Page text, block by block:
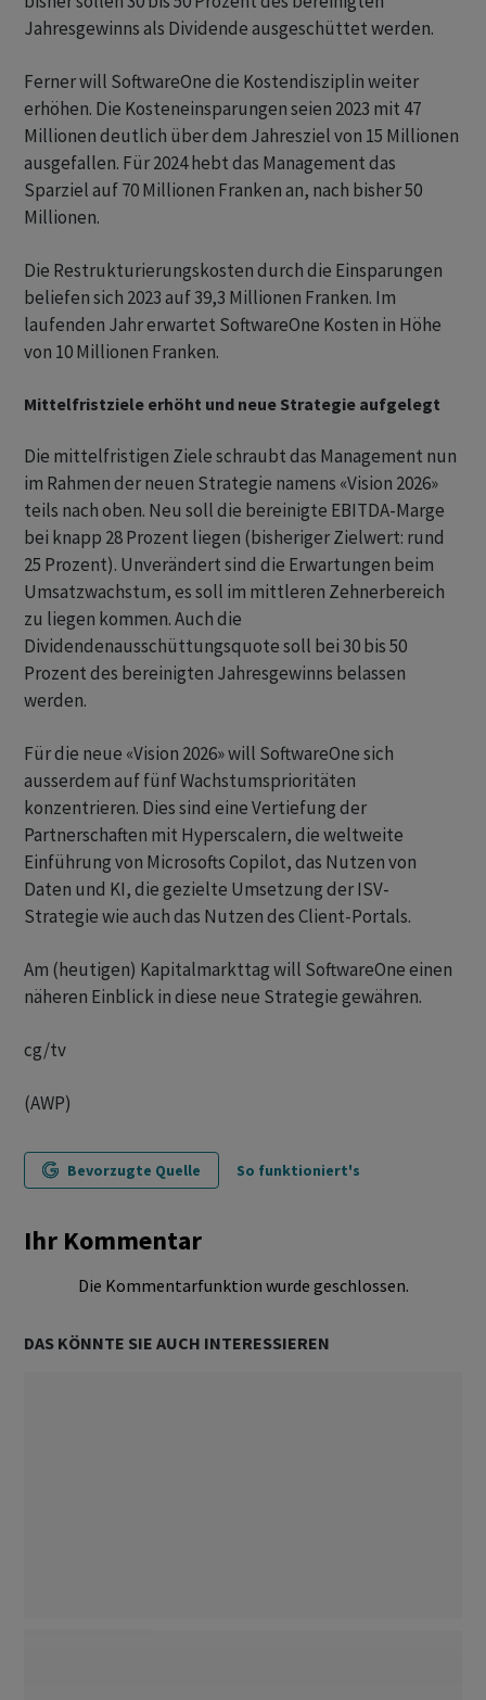
Jahresgewinns als Dividende ausgeschüttet werden.
Ferner will SoftwareOne die Kostendisziplin weiter
erhöhen. Die Kosteneinsparungen seien 2023 mit 47
Millionen deutlich über dem Jahresziel von 15 Millionen
ausgefallen. Für 2024 hebt das Management das
Sparziel auf 70 Millionen Franken an, nach bisher 50
Millionen.
Die Restrukturierungskosten durch die Einsparungen
beliefen sich 2023 auf 39,3 Millionen Franken. Im
laufenden Jahr erwartet SoftwareOne Kosten in Höhe
von 10 Millionen Franken.
Mittelfristziele erhöht und neue Strategie aufgelegt
Die mittelfristigen Ziele schraubt das Management nun
im Rahmen der neuen Strategie namens «Vision 2026»
teils nach oben. Neu soll die bereinigte EBITDA-Marge
bei knapp 28 Prozent liegen (bisheriger Zielwert: rund
25 Prozent). Unverändert sind die Erwartungen beim
Umsatzwachstum, es soll im mittleren Zehnerbereich
zu liegen kommen. Auch die
Dividendenausschüttungsquote soll bei 30 bis 50
Prozent des bereinigten Jahresgewinns belassen
werden.
Für die neue «Vision 2026» will SoftwareOne sich
ausserdem auf fünf Wachstumsprioritäten
konzentrieren. Dies sind eine Vertiefung der
Partnerschaften mit Hyperscalern, die weltweite
Einführung von Microsofts Copilot, das Nutzen von
Daten und KI, die gezielte Umsetzung der ISV-
Strategie wie auch das Nutzen des Client-Portals.
Am (heutigen) Kapitalmarkttag will SoftwareOne einen
näheren Einblick in diese neue Strategie gewähren.
cg/tv
(AWP)
Bevorzugte Quelle So funktioniert's
Ihr Kommentar
Die Kommentarfunktion wurde geschlossen.
DAS KÖNNTE SIE AUCH INTERESSIEREN